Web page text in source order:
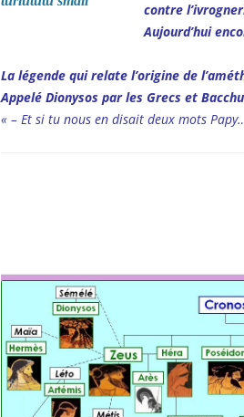
contre
Aujourd’hui
La légende qui relate l’origine de
Appelé Dionysos par les Grecs et
« – Et si tu nous en disait deux mots